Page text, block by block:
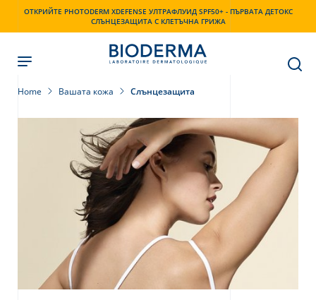
ОТКРИЙТЕ PHOTODERM XDEFENSE УЛТРАФЛУИД SPF50+ - ПЪРВАТА ДЕТОКС
СЛЪНЦЕЗАЩИТА С КЛЕТЪЧНА ГРИЖА
Home Вашата кожа Слънцезащита